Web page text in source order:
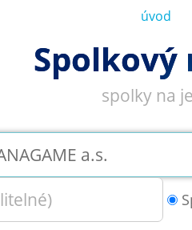
úvod
Spolkový
spolky na